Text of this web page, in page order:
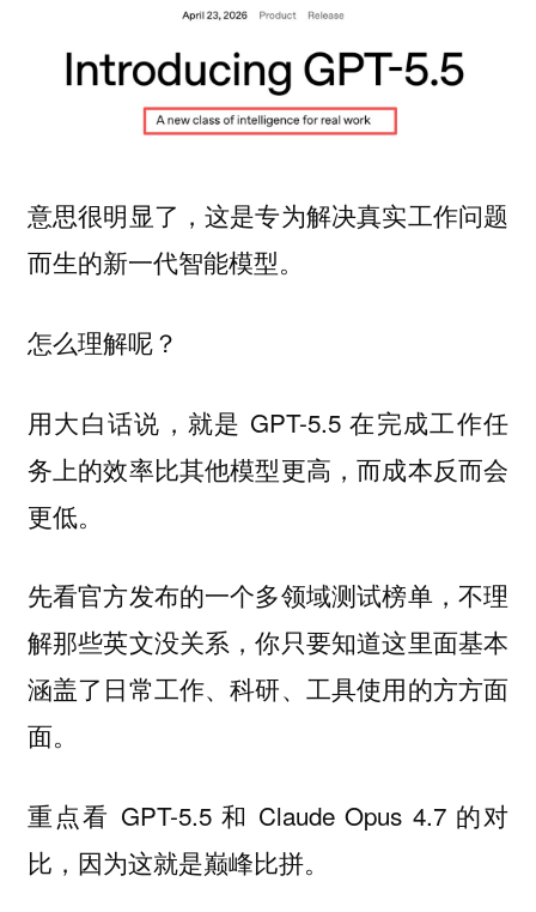
意思很明显了，这是专为解决真实工作问题
而生的新一代智能模型。
怎么理解呢？
用大白话说，就是 GPT-5.5 在完成工作任
务上的效率比其他模型更高，而成本反而会
更低。
先看官方发布的一个多领域测试榜单，不理
解那些英文没关系，你只要知道这里面基本
涵盖了日常工作、科研、工具使用的方方面
面。
重点看 GPT-5.5 和 Claude Opus 4.7 的对
比，因为这就是巅峰比拼。